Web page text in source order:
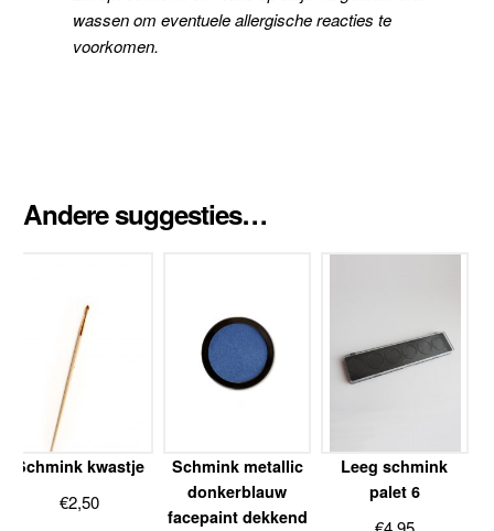
wassen om eventuele allergische reacties te
voorkomen.
Andere suggesties…
Schmink kwastje
€2,50
Schmink metallic
donkerblauw
facepaint dekkend
Leeg schmink
palet 6